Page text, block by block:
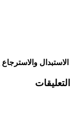
الاستبدال والاسترجاع
التعليقات